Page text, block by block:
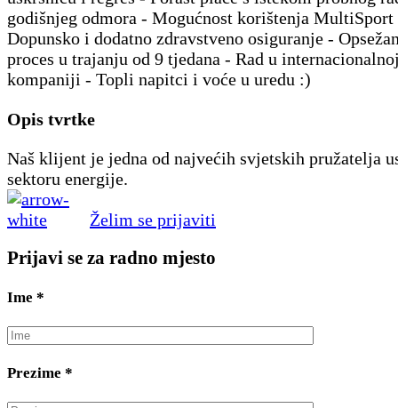
godišnjeg odmora - Mogućnost korištenja
Dopunsko i dodatno zdravstveno osiguranje -
proces u trajanju od 9 tjedana - Rad u
kompaniji - Topli napitci i voće u uredu :)
Opis tvrtke
Naš klijent je jedna od najvećih svjetskih pružatelja
sektoru energije.
Želim se prijaviti
Prijavi se za radno mjesto
Ime *
Prezime *